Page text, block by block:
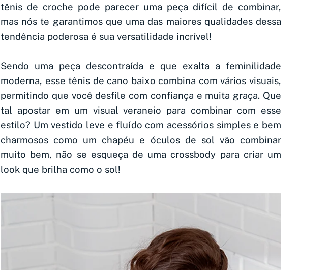
tênis de croche pode parecer uma peça difícil de combinar,
mas nós te garantimos que uma das maiores qualidades dessa
tendência poderosa é sua versatilidade incrível!
Sendo uma peça descontraída e que exalta a feminilidade
moderna, esse tênis de cano baixo combina com vários visuais,
permitindo que você desfile com confiança e muita graça. Que
tal apostar em um visual veraneio para combinar com esse
estilo? Um vestido leve e fluído com acessórios simples e bem
charmosos como um chapéu e óculos de sol vão combinar
muito bem, não se esqueça de uma crossbody para criar um
look que brilha como o sol!